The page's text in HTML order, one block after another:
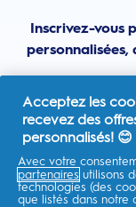
Inscrivez-vous
personnalisées,
France
Acceptez les
recevez des
personnalisés! 😊
Avec votre
partenaires utilisons
technologies (des
que listés dans notre